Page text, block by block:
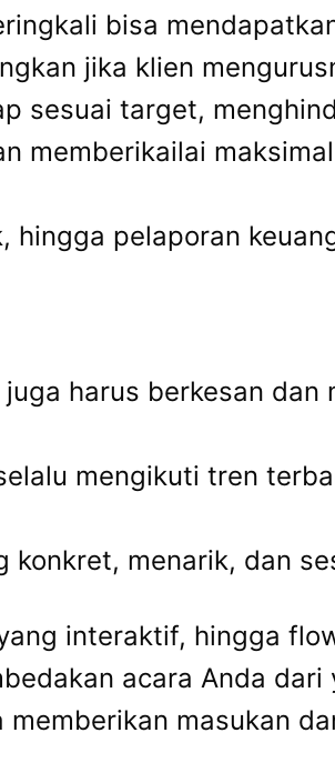
bisa
jika klien
sesuai target,
memberikailai
hingga pelaporan
harus berkesan dan
mengikuti tren
menarik, dan
interaktif, hingga
acara Anda dari
masukan